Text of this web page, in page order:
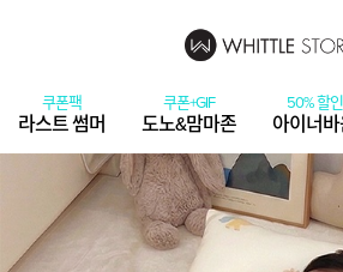
라스트 썸머 도노&맘마존 아이너